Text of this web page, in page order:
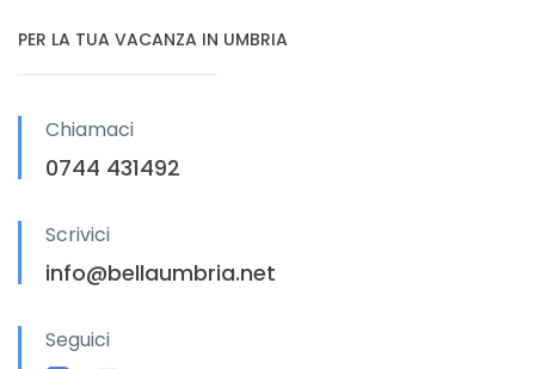
PER LA TUA VACANZA IN UMBRIA
Chiamaci
0744 431492
Scrivici
info@bellaumbria.net
Seguici